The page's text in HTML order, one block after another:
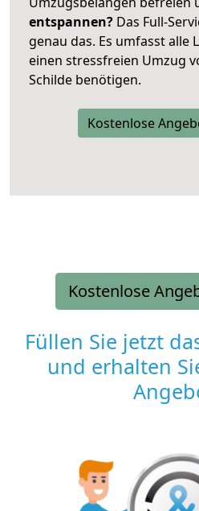
entspannen? Das Full-
genau das. Es umfasst alle
einen stressfreien Umzug
Schilde benötigen.
Kostenlose
Kostenlose
Füllen Sie jetzt
und erhalten